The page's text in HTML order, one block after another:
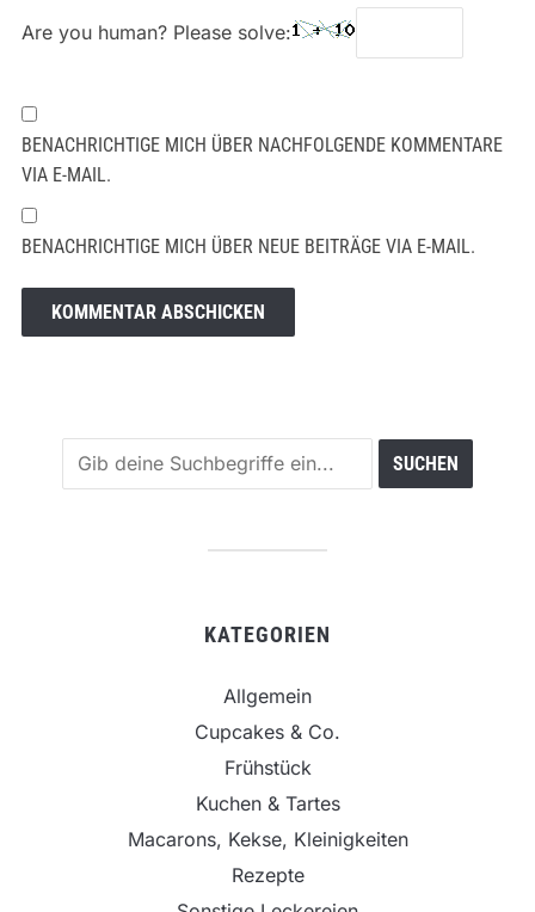
Are you human? Please solve:
BENACHRICHTIGE MICH ÜBER NACHFOLGENDE KOMMENTARE
VIA E-MAIL.
BENACHRICHTIGE MICH ÜBER NEUE BEITRÄGE VIA E-MAIL.
KATEGORIEN
Allgemein
Cupcakes & Co.
Frühstück
Kuchen & Tartes
Macarons, Kekse, Kleinigkeiten
Rezepte